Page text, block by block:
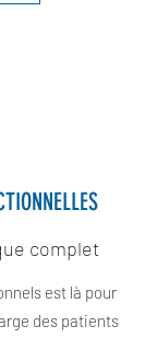
complet
est là pour
des patients